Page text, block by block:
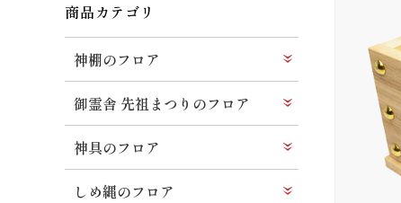
商品カテゴリ
神棚のフロア
御霊舎 先祖まつりのフロア
神具のフロア
しめ縄のフロア